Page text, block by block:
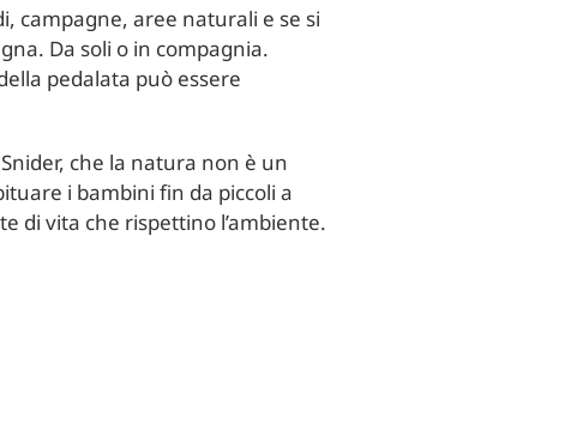
campagne, aree naturali e se si
Da soli o in compagnia.
pedalata può essere
che la natura non è un
i bambini fin da piccoli a
di vita che rispettino l’ambiente.